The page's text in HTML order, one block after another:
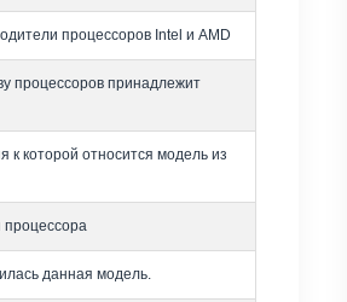
процессоров Intel и AMD
процессоров принадлежит
к которой относится модель из
процессора
данная модель.